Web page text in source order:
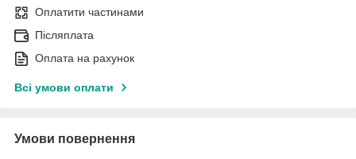
Оплатити частинами
Післяплата
Оплата на рахунок
Всі умови оплати
Умови повернення